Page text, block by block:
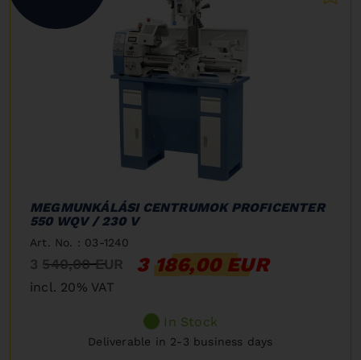
MEGMUNKÁLÁSI CENTRUMOK PROFICENTER
550 WQV / 230 V
Art. No. : 03-1240
3 540,00 EUR 3 186,00 EUR
incl. 20% VAT
In Stock
Deliverable in 2-3 business days